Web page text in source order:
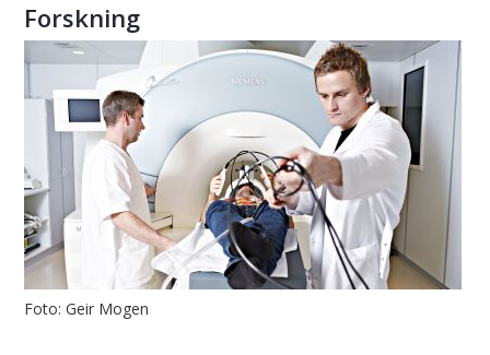
Forskning
Foto: Geir Mogen